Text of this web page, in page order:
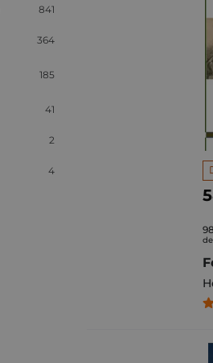
Liczba pozycji:
841
Liczba pozycji:
364
Liczba pozycji:
185
Liczba pozycji:
41
Liczba pozycji:
2
Liczba pozycji:
4